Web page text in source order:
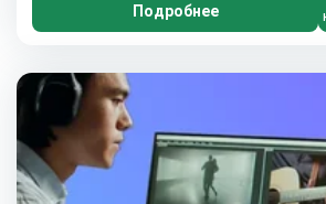
Подробнее